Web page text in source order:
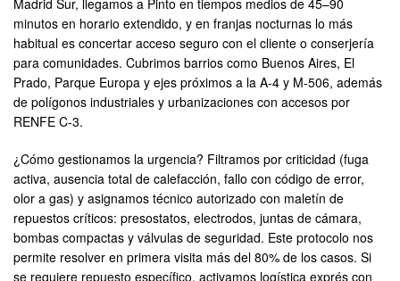
Madrid Sur, llegamos a Pinto en tiempos medios de 45–90
minutos en horario extendido, y en franjas nocturnas lo más
habitual es concertar acceso seguro con el cliente o conserjería
para comunidades. Cubrimos barrios como Buenos Aires, El
Prado, Parque Europa y ejes próximos a la A-4 y M-506, además
de polígonos industriales y urbanizaciones con accesos por
RENFE C-3.
¿Cómo gestionamos la urgencia? Filtramos por criticidad (fuga
activa, ausencia total de calefacción, fallo con código de error,
olor a gas) y asignamos técnico autorizado con maletín de
repuestos críticos: presostatos, electrodos, juntas de cámara,
bombas compactas y válvulas de seguridad. Este protocolo nos
permite resolver en primera visita más del 80% de los casos. Si
se requiere repuesto específico, activamos logística exprés con